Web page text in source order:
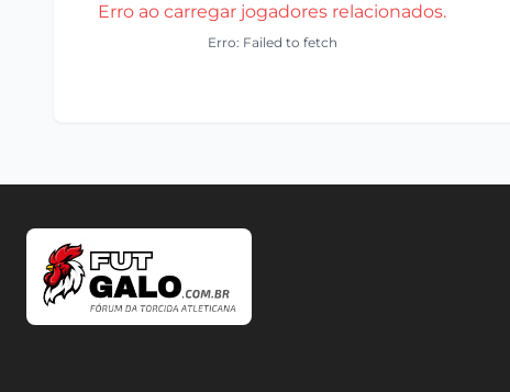
Erro ao carregar jogadores relacionados.
Erro: Failed to fetch